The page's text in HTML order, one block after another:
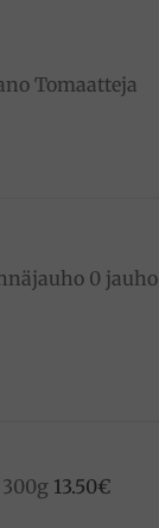
Tomaatteja
0 jauho
13.50€